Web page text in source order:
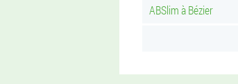
ABSlim à Bézier